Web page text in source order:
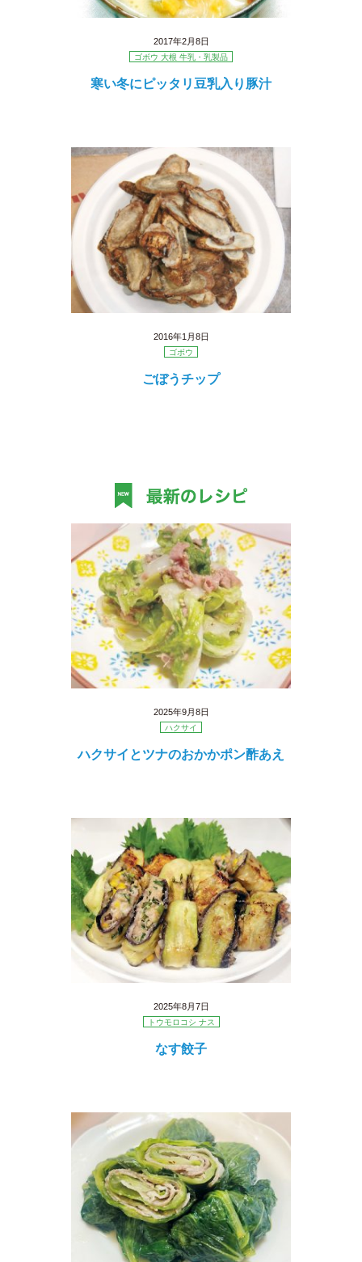
2017年2月8日
ゴボウ 大根 牛乳・乳製品
寒い冬にピッタリ豆乳入り豚汁
2016年1月8日
ゴボウ
ごぼうチップ
2025年9月8日
ハクサイ
ハクサイとツナのおかかポン酢あえ
2025年8月7日
トウモロコシ ナス
なす餃子